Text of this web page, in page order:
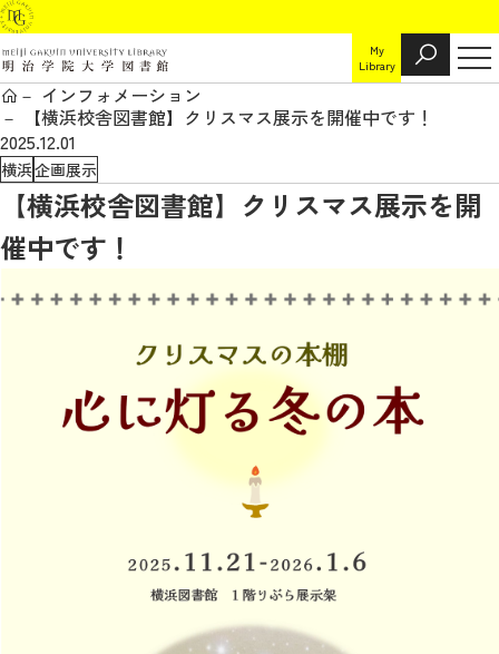
My
Library
インフォメーション
【横浜校舎図書館】クリスマス展示を開催中です！
2025.12.01
横浜企画展示
【横浜校舎図書館】クリスマス展示を開
催中です！